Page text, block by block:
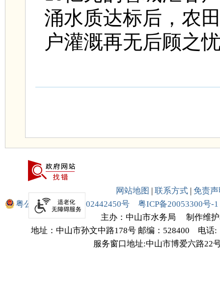
涌水质达标后，农
户灌溉再无后顾之
网站地图 | 联系方式| 免责声
粤公网安备 44200002442450号
粤ICP备20053300号-1
主办：中山市水务局
制作维
地址：中山市孙文中路178号 邮编：528400
电话:
服务窗口地址:中山市博爱六路22